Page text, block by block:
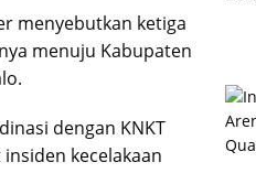
menyebutkan ketiga
menuju Kabupaten
dengan KNKT
kecelakaan